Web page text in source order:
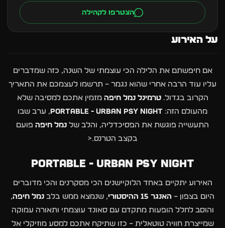
הצטרפו לקהילה
על האירוע
אם חיפשתם את הלילה הכי עוצמתי של השנה, כזה שמדברים
עליו עוד הרבה אחרי שהוא נגמר – תרשמו לעצמכם את התאריך
הקרוב בגדול.טרמינל נמל חיפה מזמין אתכם למסיבה שלא
מהעולם הזה: PORTABLE - URBAN PSY NIGHT , ערב שבו
התעשייה פוגשת את הפסיכדליה, והלב של נמל חיפה פועם
בקצב הטרנס.<
PORTABLE - URBAN PSY NIGHT
האירוע יתקיים באחד הלוקיישנים הכי מסקרנים והכי מדוברים
היום בצפון – האנגר 15 ההיסטורי , שנמצא ממש בלב נמל חיפה,
והוסב לחלל הופעות מתקדם עם סאונד עוצמתי ותאורה עמוקה
שמייצרת חוויה טוטאלית – כזו שתיקח אתכם למסע מוזיקלי אל